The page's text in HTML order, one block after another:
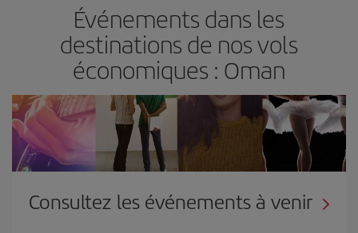
Événements dans les
destinations de nos vols
économiques : Oman
Consultez les événements à venir